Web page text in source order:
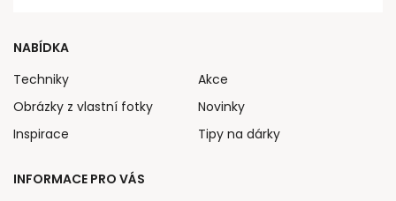
NABÍDKA
Techniky
Obrázky z vlastní fotky
Inspirace
Akce
Novinky
Tipy na dárky
INFORMACE PRO VÁS